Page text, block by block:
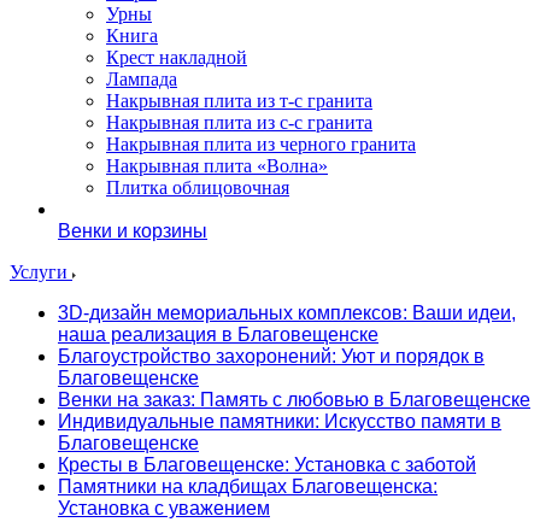
Урны
Книга
Крест накладной
Лампада
Накрывная плита из т-с гранита
Накрывная плита из с-с гранита
Накрывная плита из черного гранита
Накрывная плита «Волна»
Плитка облицовочная
Венки и корзины
Услуги
3D-дизайн мемориальных комплексов: Ваши идеи,
наша реализация в Благовещенске
Благоустройство захоронений: Уют и порядок в
Благовещенске
Венки на заказ: Память с любовью в Благовещенске
Индивидуальные памятники: Искусство памяти в
Благовещенске
Кресты в Благовещенске: Установка с заботой
Памятники на кладбищах Благовещенска:
Установка с уважением